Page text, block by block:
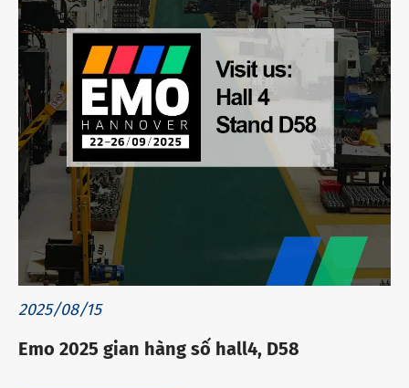
2025/08/15
Emo 2025 gian hàng số hall4, D58